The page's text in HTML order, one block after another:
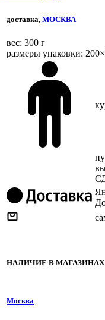
доставка, МОСКВА
веc: 300 г
размеры упаковки:
НАЛИЧИЕ В МАГАЗИНАХ
Москва